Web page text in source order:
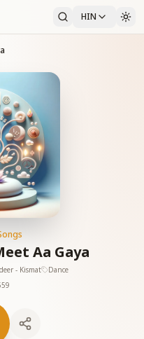
HIN
Aa Gaya
- Kismat
Dance